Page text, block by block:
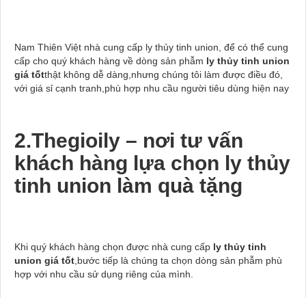
Nam Thiên Việt nhà cung cấp ly thủy tinh union, để có thể cung
cấp cho quý khách hàng về dòng sản phẫm ly thủy tinh union
giá tốtthật không dễ dàng,nhưng chúng tôi làm được điều đó,
với giá sỉ cạnh tranh,phù hợp nhu cầu người tiêu dùng hiện nay
2.Thegioily – nơi tư vấn
khách hàng lựa chọn ly thủy
tinh union làm quà tặng
Khi quý khách hàng chọn được nhà cung cấp ly thủy tinh
union giá tốt ,bước tiếp là chúng ta chọn dòng sản phẫm phù
hợp với nhu cầu sử dụng riêng của mình.